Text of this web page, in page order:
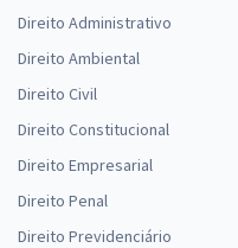
Direito Administrativo
Direito Ambiental
Direito Civil
Direito Constitucional
Direito Empresarial
Direito Penal
Direito Previdenciário